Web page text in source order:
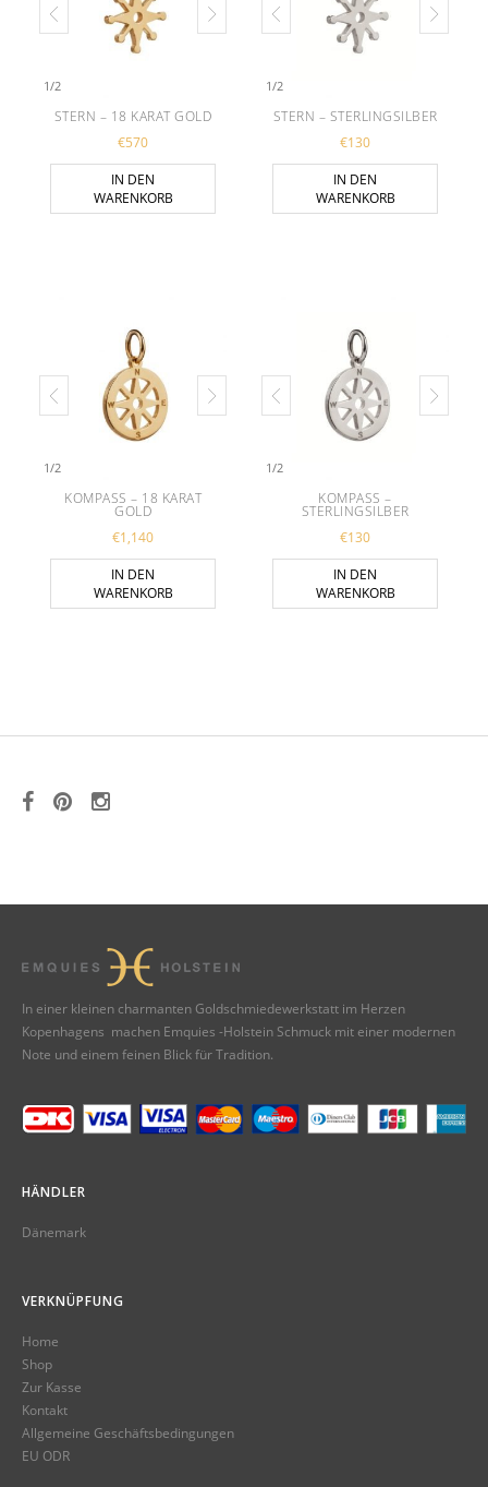
1/2
STERN – 18 KARAT GOLD
€570
IN DEN
WARENKORB
1/2
STERN – STERLINGSILBER
€130
IN DEN
WARENKORB
1/2
KOMPASS – 18 KARAT
GOLD
€1,140
IN DEN
WARENKORB
1/2
KOMPASS –
STERLINGSILBER
€130
IN DEN
WARENKORB
In einer kleinen charmanten Goldschmiedewerkstatt im Herzen
Kopenhagens machen Emquies -Holstein Schmuck mit einer modernen
Note und einem feinen Blick für Tradition.
HÄNDLER
Dänemark
VERKNÜPFUNG
Home
Shop
Zur Kasse
Kontakt
Allgemeine Geschäftsbedingungen
EU ODR